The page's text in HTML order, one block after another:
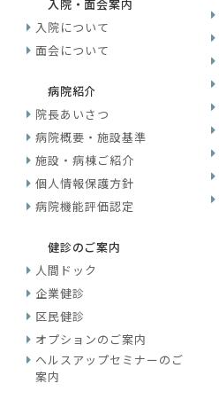
入院・面会案内
入院について
面会について
病院紹介
院長あいさつ
病院概要・施設基準
施設・病棟ご紹介
個人情報保護方針
病院機能評価認定
健診のご案内
人間ドック
企業健診
区民健診
オプションのご案内
ヘルスアップセミナーのご
案内